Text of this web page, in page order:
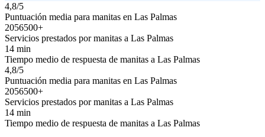
4,8/5
Puntuación media para manitas en Las Palmas
2056500+
Servicios prestados por manitas a Las Palmas
14 min
Tiempo medio de respuesta de manitas a Las Palmas
4,8/5
Puntuación media para manitas en Las Palmas
2056500+
Servicios prestados por manitas a Las Palmas
14 min
Tiempo medio de respuesta de manitas a Las Palmas